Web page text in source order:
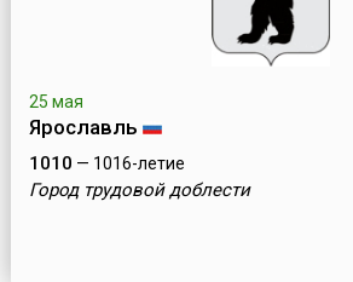
25 мая
Ярославль
1010 — 1016-летие
Город трудовой доблести